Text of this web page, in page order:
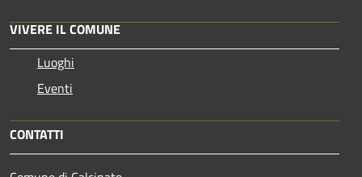
VIVERE IL COMUNE
Luoghi
Eventi
CONTATTI